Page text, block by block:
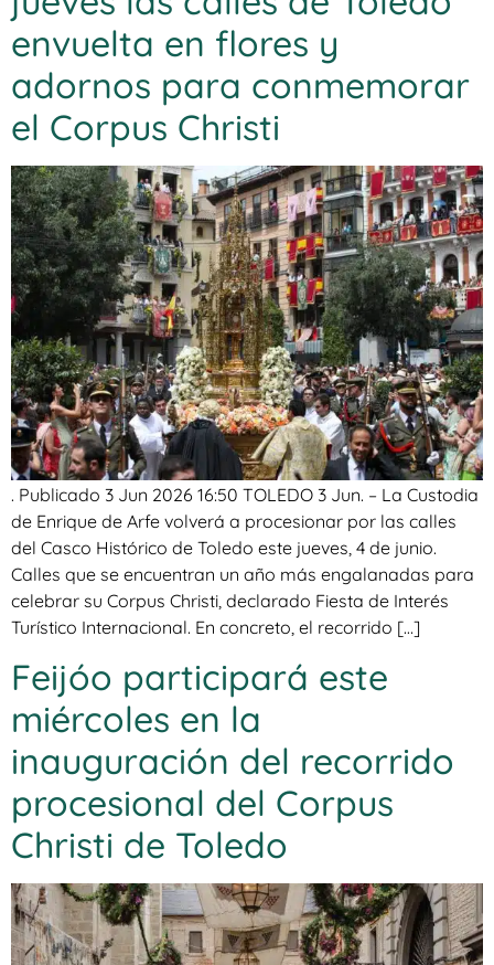
envuelta en flores y
adornos para conmemorar
el Corpus Christi
. Publicado 3 Jun 2026 16:50 TOLEDO 3 Jun. – La Custodia
de Enrique de Arfe volverá a procesionar por las calles
del Casco Histórico de Toledo este jueves, 4 de junio.
Calles que se encuentran un año más engalanadas para
celebrar su Corpus Christi, declarado Fiesta de Interés
Turístico Internacional. En concreto, el recorrido […]
Feijóo participará este
miércoles en la
inauguración del recorrido
procesional del Corpus
Christi de Toledo